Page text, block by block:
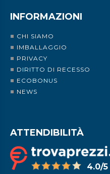
INFORMAZIONI
CHI SIAMO
IMBALLAGGIO
PRIVACY
DIRITTO DI RECESSO
ECOBONUS
NEWS
ATTENDIBILITÀ
4.0/5